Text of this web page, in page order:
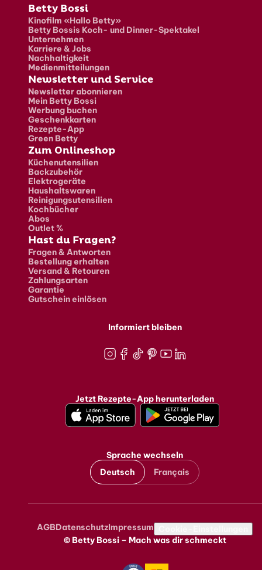
Fusszeile
Betty Bossi
Kinofilm «Hallo Betty»
Betty Bossis Koch- und Dinner-Spektakel
Unternehmen
Karriere & Jobs
Nachhaltigkeit
Medienmitteilungen
Newsletter und Service
Newsletter abonnieren
Mein Betty Bossi
Werbung buchen
Geschenkkarten
Rezepte-App
Green Betty
Zum Onlineshop
Küchenutensilien
Backzubehör
Elektrogeräte
Haushaltswaren
Reinigungsutensilien
Kochbücher
Abos
Outlet %
Hast du Fragen?
Fragen & Antworten
Bestellung erhalten
Versand & Retouren
Zahlungsarten
Garantie
Gutschein einlösen
Informiert bleiben
Jetzt Rezepte-App herunterladen
Sprache wechseln
Deutsch
Français
Metanavigation
AGBDatenschutzImpressum
© Betty Bossi – Mach was dir schmeckt